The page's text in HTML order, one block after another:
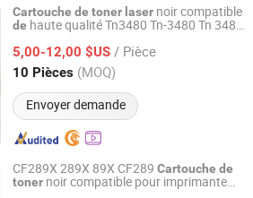
Cartouche de toner laser noir compatible
de haute qualité Tn3480 Tn-3480 Tn 3480
L5750dw
5,00-12,00 $US / Pièce
10 Pièces (MOQ)
Envoyer demande
limited
Depuis 2020
CF289X 289X 89X CF289 Cartouche de
toner noir compatible pour imprimante
Technology Co., Ltd.